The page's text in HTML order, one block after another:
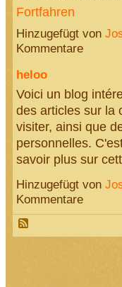
Fortfahren
Hinzugefügt von
Kommentare
heloo
Voici un blog
des articles sur la
visiter, ainsi que
personnelles.
savoir plus sur
Hinzugefügt von
Kommentare